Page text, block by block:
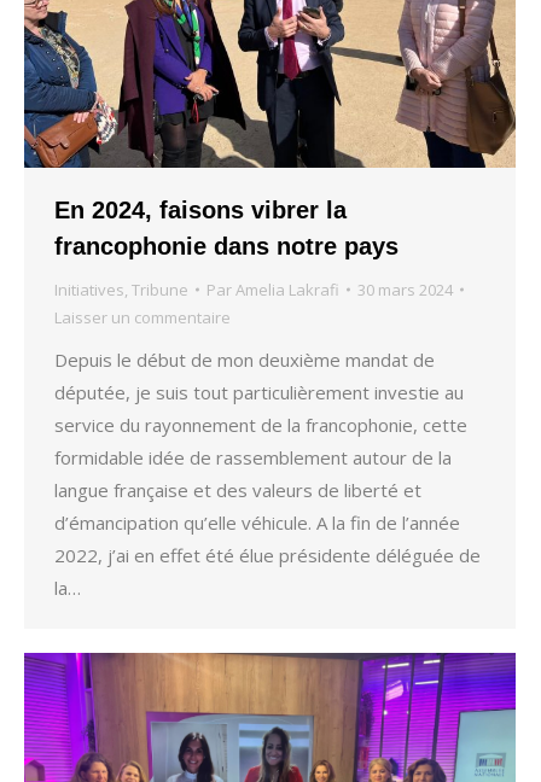
En 2024, faisons vibrer la
francophonie dans notre pays
Initiatives Tribune Par Amelia Lakrafi
30 mars 2024
Laisser un commentaire
Depuis le début de mon deuxième mandat de
députée, je suis tout particulièrement investie au
service du rayonnement de la francophonie, cette
formidable idée de rassemblement autour de la
langue française et des valeurs de liberté et
d’émancipation qu’elle véhicule. A la fin de l’année
2022, j’ai en effet été élue présidente déléguée de
la…